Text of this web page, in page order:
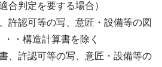
合判定を要する場合）
許認可等の写、意匠・設備等の図
・構造計算書を除く
、許認可等の写、意匠・設備等の